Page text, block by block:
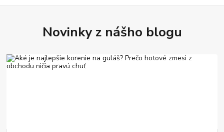
Novinky z nášho blogu